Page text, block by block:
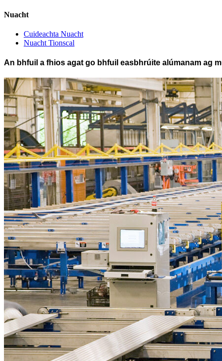
Nuacht
Cuideachta Nuacht
Nuacht Tionscal
An bhfuil a fhios agat go bhfuil easbhrúite alúmanam ag